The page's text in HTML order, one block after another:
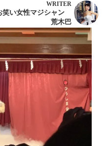
WRITER
笑い女性マジシャン
荒木巴